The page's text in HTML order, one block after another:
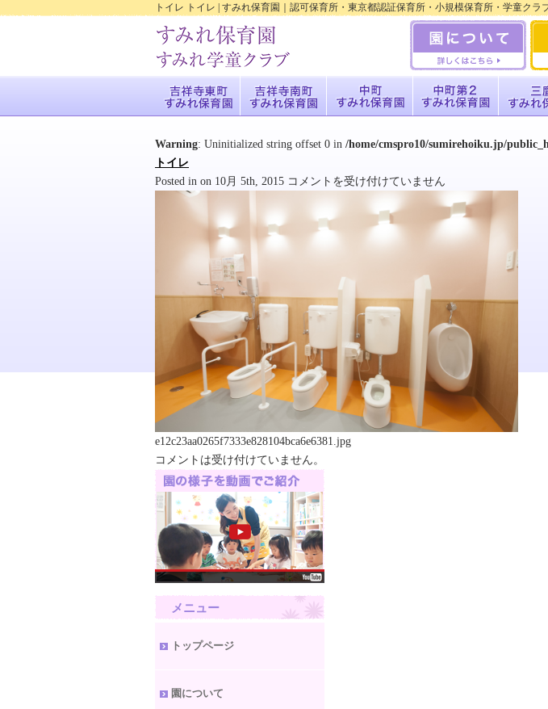
トイレ トイレ | すみれ保育園｜認可保育所・東京都認証保育所・小規模保育所・学童クラ
Warning: Uninitialized string offset 0 in /home/cmspro10/sumirehoiku.jp/
トイレ
Posted in on 10月 5th, 2015 ト
は
コメントを受け付けていません
e12c23aa0265f7333e828104bca6e6381.jpg
コメントは受け付けていません。
メニュー
トップページ
園について